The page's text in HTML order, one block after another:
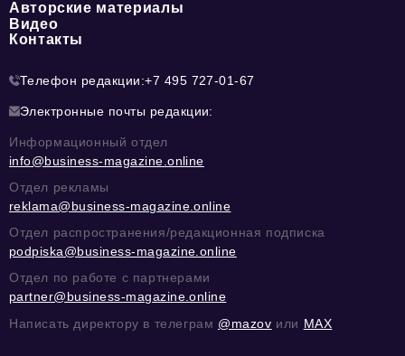
Авторские материалы
Видео
Контакты
Телефон редакции:+7 495 727-01-67
Электронные почты редакции:
Информационный отдел
info@business-magazine.online
Отдел рекламы
reklama@business-magazine.online
Отдел распространения/редакционная подписка
podpiska@business-magazine.online
Отдел по работе с партнерами
partner@business-magazine.online
Написать директору в телеграм @mazov или MAX